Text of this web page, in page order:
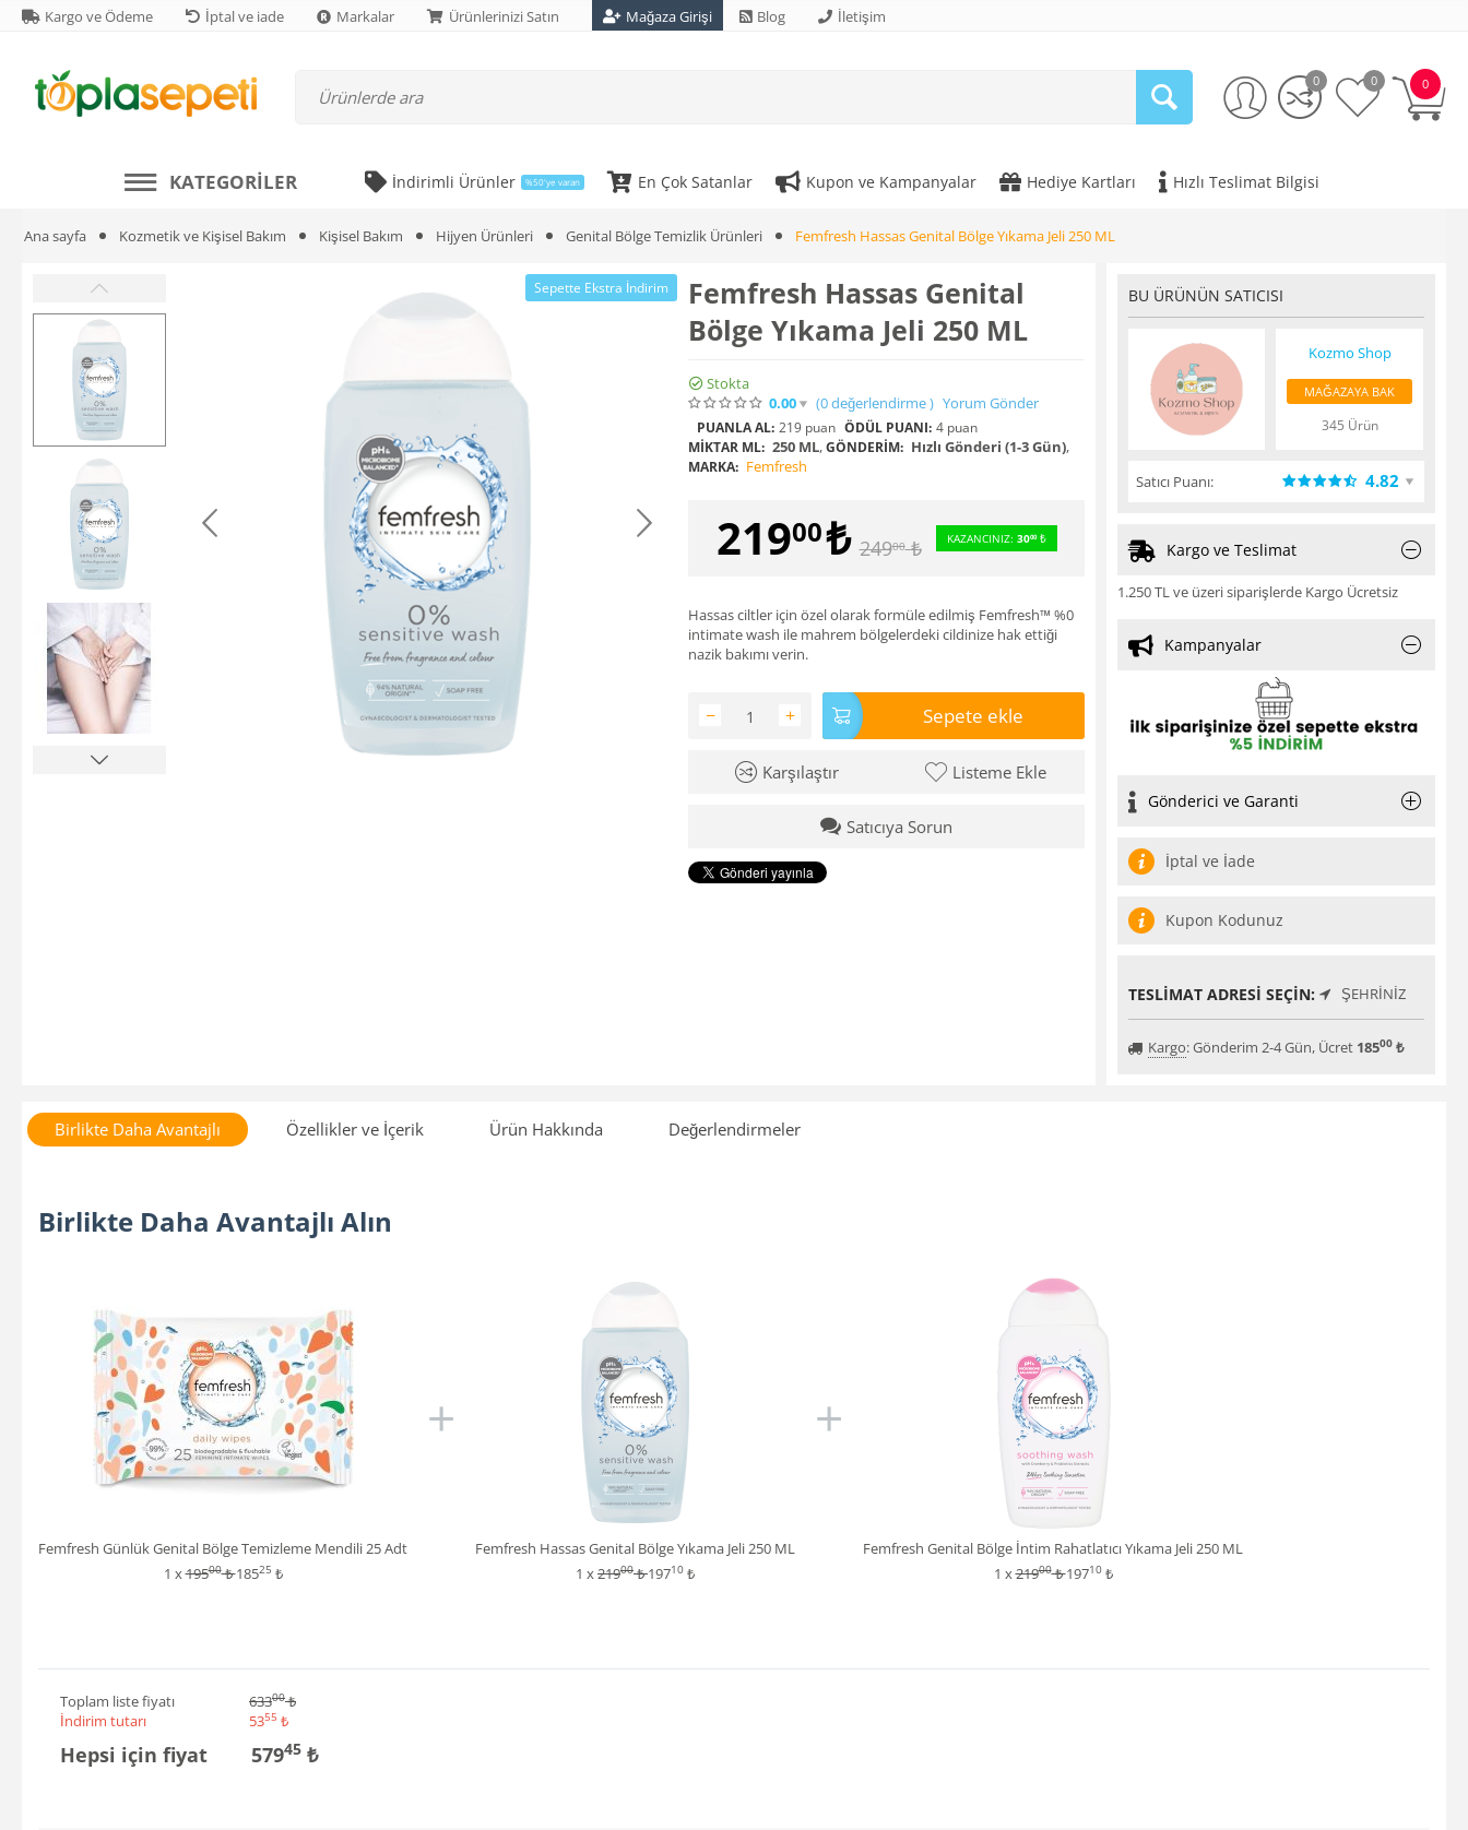
Kargo ve Ödeme İptal ve iade Markalar Ürünlerinizi Satın Mağaza Girişi Blog İletişim
0
0 0
KATEGORILER İndirimli Ürünler %50'ye varan En Çok Satanlar Kupon ve Kampanyalar Hediye Kartları Hızlı Teslimat Bilgisi
Ana sayfa Kozmetik ve Kişisel Bakım Kişisel Bakım Hijyen Ürünleri Genital Bölge Temizlik Ürünleri Femfresh Hassas Genital Bölge Yıkama Jeli 250 ML
Sepette Ekstra İndirim
Femfresh Hassas Genital
Bölge Yıkama Jeli 250 ML
Stokta
0.00
(0değerlendirme) Yorum Gönder
PUANLA AL: 219 puan ÖDÜL PUANI: 4 puan
MIKTAR ML: 250 ML,GÖNDERIM: Hızlı Gönderi (1-3 Gün),
MARKA: Femfresh
21900₺ 24900 ₺ KAZANCINIZ: 3000₺
Hassas ciltler için özel olarak formüle edilmiş Femfresh™ %0
intimate wash ile mahrem bölgelerdeki cildinize hak ettiği
nazik bakımı verin.
+
− Sepete ekle
Karşılaştır Listeme Ekle
Satıcıya Sorun
BU ÜRÜNÜN SATICISI
Kozmo Shop
MAĞAZAYA BAK
345 Ürün
Satıcı Puanı: 4.82
Kargo ve Teslimat
1.250 TL ve üzeri siparişlerde Kargo Ücretsiz
Kampanyalar
Gönderici ve Garanti
İptal ve İade
Kupon Kodunuz
TESLIMAT ADRESI SEÇIN: ŞEHRINIZ
Kargo:Gönderim 2-4 Gün, Ücret 18500 ₺
Birlikte Daha Avantajlı Özellikler ve İçerik Ürün Hakkında Değerlendirmeler
Birlikte Daha Avantajlı Alın
Femfresh Günlük Genital Bölge Temizleme Mendili 25 Adt
1 x19500₺18525 ₺
+
Femfresh Hassas Genital Bölge Yıkama Jeli 250 ML
1 x21900₺19710 ₺
+
Femfresh Genital Bölge İntim Rahatlatıcı Yıkama Jeli 250 ML
1 x21900₺19710₺
Toplam liste fiyatı 63300₺
İndirim tutarı
5355 ₺
Hepsi için fiyat 57945 ₺